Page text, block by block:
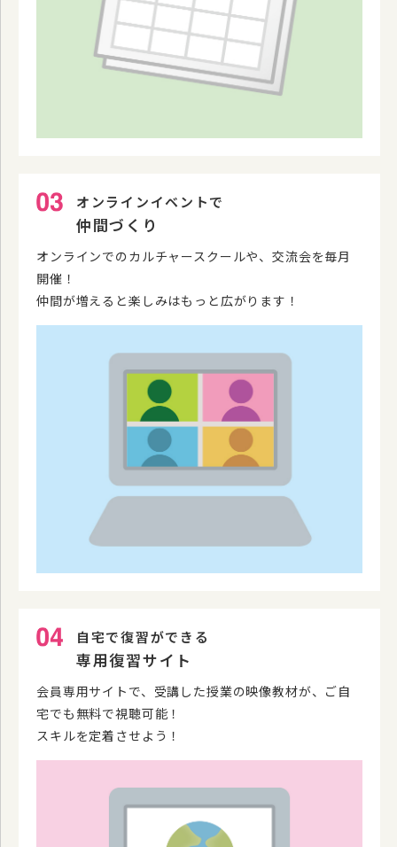
オンラインイベントで
仲間づくり
オンラインでのカルチャースクールや、交流会を毎月
開催！
仲間が増えると楽しみはもっと広がります！
自宅で復習ができる
専用復習サイト
会員専用サイトで、受講した授業の映像教材が、ご自
宅でも無料で視聴可能！
スキルを定着させよう！